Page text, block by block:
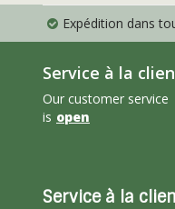
Expédition dans
Service à la
Our customer service
is open
Service à la